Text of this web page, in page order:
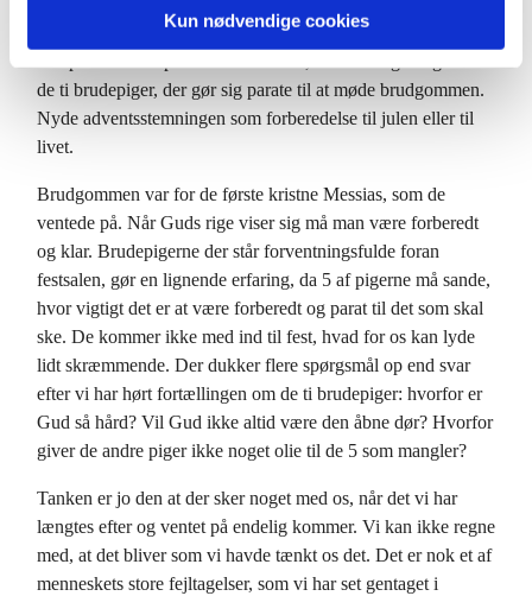
Kun nødvendige cookies
er måske så heldige at får noget med os herfra. Få fyldt lidt
de ti brudepiger, der gør sig parate til at møde brudgommen.
Nyde adventsstemningen som forberedelse til julen eller til
livet.
Brudgommen var for de første kristne Messias, som de
ventede på. Når Guds rige viser sig må man være forberedt
og klar. Brudepigerne der står forventningsfulde foran
festsalen, gør en lignende erfaring, da 5 af pigerne må sande,
hvor vigtigt det er at være forberedt og parat til det som skal
ske. De kommer ikke med ind til fest, hvad for os kan lyde
lidt skræmmende. Der dukker flere spørgsmål op end svar
efter vi har hørt fortællingen om de ti brudepiger: hvorfor er
Gud så hård? Vil Gud ikke altid være den åbne dør? Hvorfor
giver de andre piger ikke noget olie til de 5 som mangler?
Tanken er jo den at der sker noget med os, når det vi har
længtes efter og ventet på endelig kommer. Vi kan ikke regne
med, at det bliver som vi havde tænkt os det. Det er nok et af
menneskets store fejltagelser, som vi har set gentaget i